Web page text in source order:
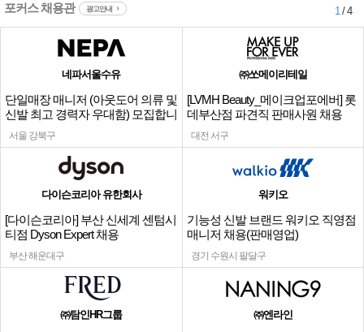
포커스 채용관 광고안내 1/ 4
네파서울수유
단일매장 매니저 (아웃도어 의류 및
신발 최고 경력자 우대함) 모집합니
다.
서울 강북구
㈜쏘메이리테일
[LVMH Beauty_메이크업포에버] 롯
데부산점 파견직 판매사원 채용
대전 서구
다이슨코리아 유한회사
[다이슨코리아] 부산 신세계 센텀시
티점 Dyson Expert 채용
부산 해운대구
워키오
기능성 신발 브랜드 워키오 직영점
매니저 채용(판매영업)
경기 수원시 팔달구
㈜탐인HR그룹 ㈜엔라인